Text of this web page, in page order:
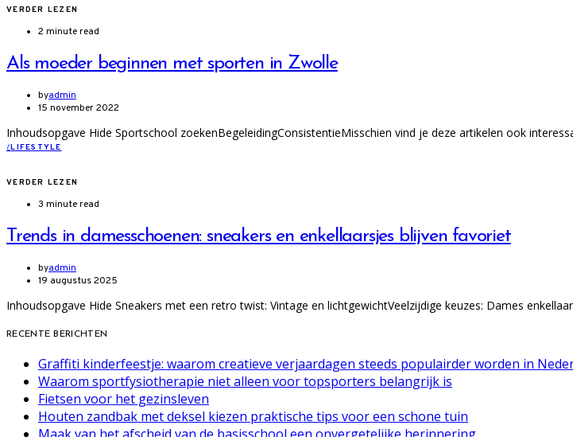
VERDER LEZEN
2 minute read
Als moeder beginnen met sporten in Zwolle
byadmin
15 november 2022
Inhoudsopgave Hide Sportschool zoekenBegeleidingConsistentieMisschien vind je deze artikelen ook
LLIFESTYLE
VERDER LEZEN
3 minute read
Trends in damesschoenen: sneakers en enkellaarsjes blijven favoriet
byadmin
19 augustus 2025
Inhoudsopgave Hide Sneakers met een retro twist: Vintage en lichtgewichtVeelzijdige keuzes: Dames
RECENTE BERICHTEN
Graffiti kinderfeestje: waarom creatieve verjaardagen steeds populairder worden in
Waarom sportfysiotherapie niet alleen voor topsporters belangrijk is
Fietsen voor het gezinsleven
Houten zandbak met deksel kiezen praktische tips voor een schone tuin